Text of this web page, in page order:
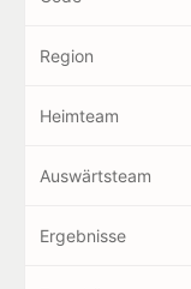
Region
Heimteam
Auswärtsteam
Ergebnisse